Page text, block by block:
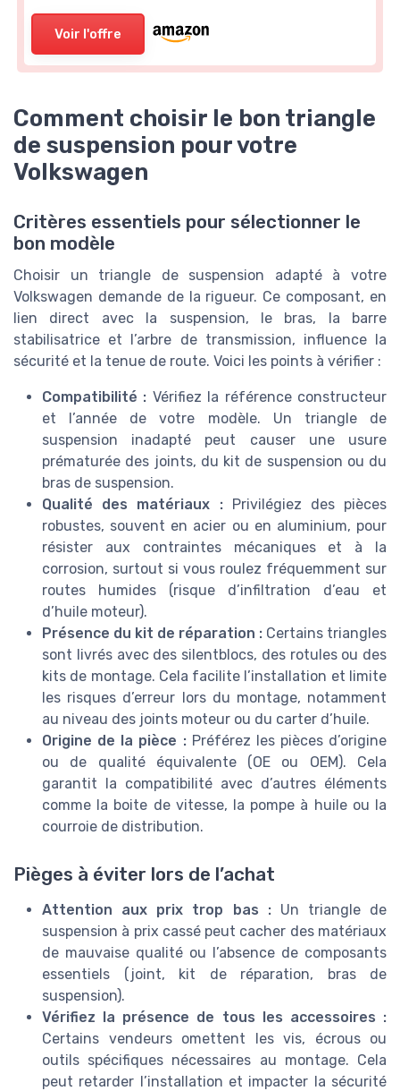
Voir l'offre
Comment choisir le bon triangle
de suspension pour votre
Volkswagen
Critères essentiels pour sélectionner le
bon modèle
Choisir un triangle de suspension adapté à votre
Volkswagen demande de la rigueur. Ce composant, en
lien direct avec la suspension, le bras, la barre
stabilisatrice et l’arbre de transmission, influence la
sécurité et la tenue de route. Voici les points à vérifier :
Compatibilité : Vérifiez la référence constructeur
et l’année de votre modèle. Un triangle de
suspension inadapté peut causer une usure
prématurée des joints, du kit de suspension ou du
bras de suspension.
Qualité des matériaux :Privilégiez des pièces
robustes, souvent en acier ou en aluminium, pour
résister aux contraintes mécaniques et à la
corrosion, surtout si vous roulez fréquemment sur
routes humides (risque d’infiltration d’eau et
d’huile moteur).
Présence du kit de réparation : Certains triangles
sont livrés avec des silentblocs, des rotules ou des
kits de montage. Cela facilite l’installation et limite
les risques d’erreur lors du montage, notamment
au niveau des joints moteur ou du carter d’huile.
Origine de la pièce :Préférez les pièces d’origine
ou de qualité équivalente (OE ou OEM). Cela
garantit la compatibilité avec d’autres éléments
comme la boite de vitesse, la pompe à huile ou la
courroie de distribution.
Pièges à éviter lors de l’achat
Attention aux prix trop bas :Un triangle de
suspension à prix cassé peut cacher des matériaux
de mauvaise qualité ou l’absence de composants
essentiels (joint, kit de réparation, bras de
suspension).
Vérifiez la présence de tous les accessoires :
Certains vendeurs omettent les vis, écrous ou
outils spécifiques nécessaires au montage. Cela
peut retarder l’installation et impacter la sécurité